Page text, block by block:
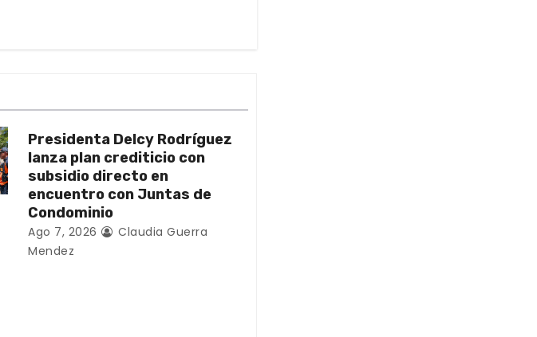
Presidenta Delcy Rodríguez
lanza plan crediticio con
subsidio directo en
encuentro con Juntas de
Condominio
Ago 7, 2026
Claudia Guerra
Mendez